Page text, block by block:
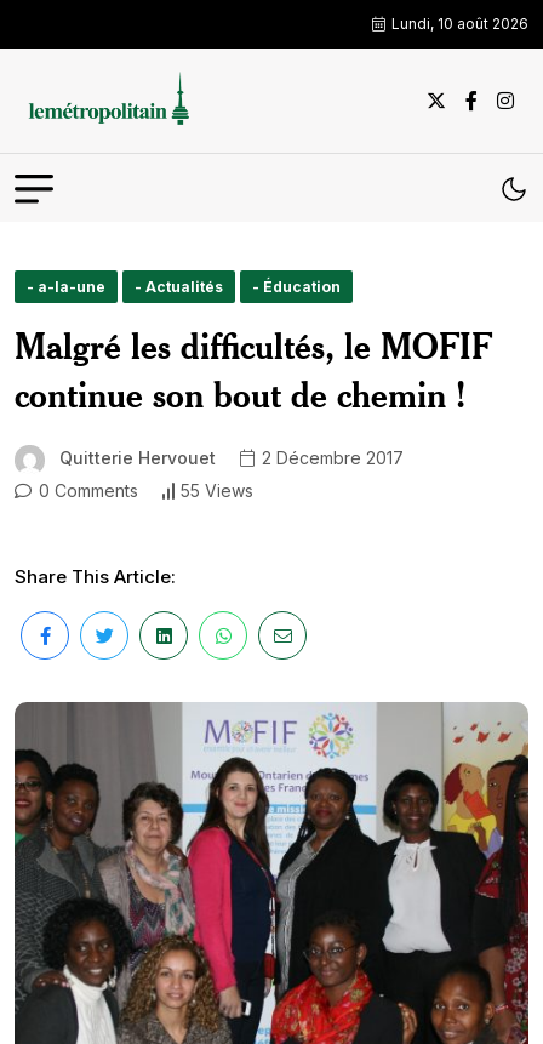
Lundi, 10 août 2026
- a-la-une - Actualités - Éducation
Malgré les difficultés, le MOFIF
continue son bout de chemin !
Quitterie Hervouet
2 Décembre 2017
0 Comments
55 Views
Share This Article: